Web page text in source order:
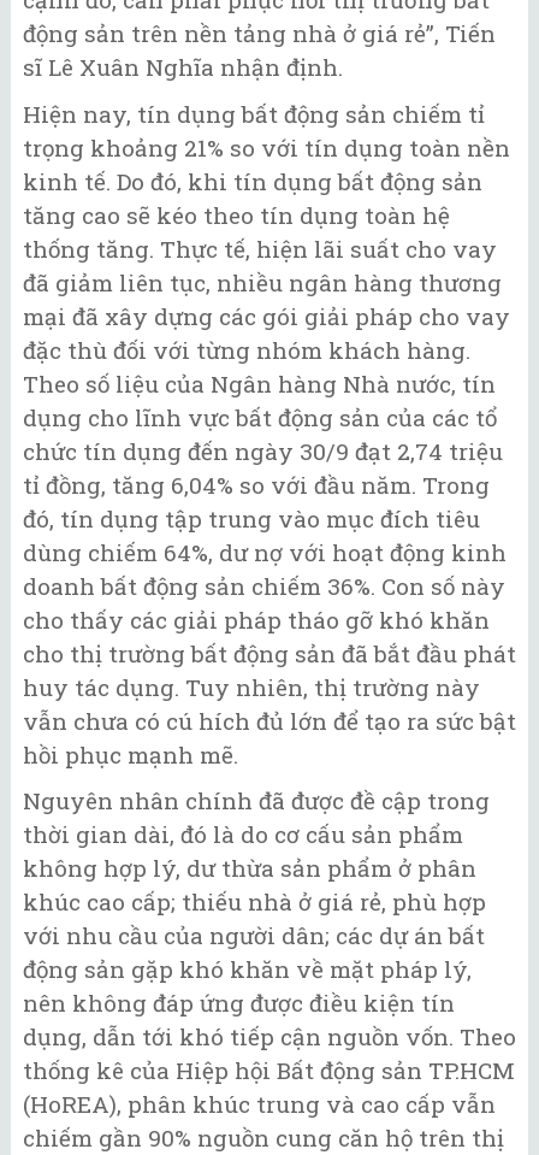
động sản trên nền tảng nhà ở giá rẻ”, Tiến
sĩ Lê Xuân Nghĩa nhận định.
Hiện nay, tín dụng bất động sản chiếm tỉ
trọng khoảng 21% so với tín dụng toàn nền
kinh tế. Do đó, khi tín dụng bất động sản
tăng cao sẽ kéo theo tín dụng toàn hệ
thống tăng. Thực tế, hiện lãi suất cho vay
đã giảm liên tục, nhiều ngân hàng thương
mại đã xây dựng các gói giải pháp cho vay
đặc thù đối với từng nhóm khách hàng.
Theo số liệu của Ngân hàng Nhà nước, tín
dụng cho lĩnh vực bất động sản của các tổ
chức tín dụng đến ngày 30/9 đạt 2,74 triệu
tỉ đồng, tăng 6,04% so với đầu năm. Trong
đó, tín dụng tập trung vào mục đích tiêu
dùng chiếm 64%, dư nợ với hoạt động kinh
doanh bất động sản chiếm 36%. Con số này
cho thấy các giải pháp tháo gỡ khó khăn
cho thị trường bất động sản đã bắt đầu phát
huy tác dụng. Tuy nhiên, thị trường này
vẫn chưa có cú hích đủ lớn để tạo ra sức bật
hồi phục mạnh mẽ.
Nguyên nhân chính đã được đề cập trong
thời gian dài, đó là do cơ cấu sản phẩm
không hợp lý, dư thừa sản phẩm ở phân
khúc cao cấp; thiếu nhà ở giá rẻ, phù hợp
với nhu cầu của người dân; các dự án bất
động sản gặp khó khăn về mặt pháp lý,
nên không đáp ứng được điều kiện tín
dụng, dẫn tới khó tiếp cận nguồn vốn. Theo
thống kê của Hiệp hội Bất động sản TP.HCM
(HoREA), phân khúc trung và cao cấp vẫn
chiếm gần 90% nguồn cung căn hộ trên thị